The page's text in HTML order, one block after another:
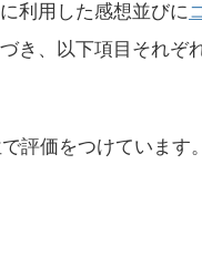
利用した感想並びに
き、以下項目それぞ
評価をつけています。